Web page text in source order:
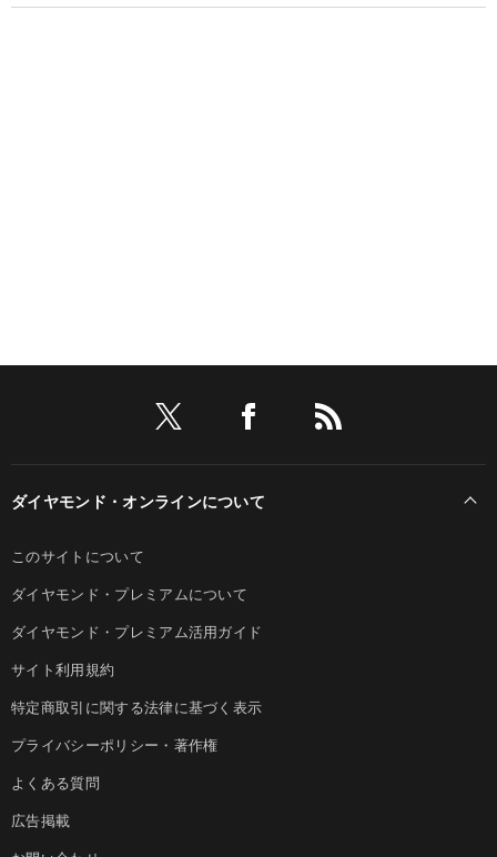
ダイヤモンド・オンラインについて
このサイトについて
ダイヤモンド・プレミアムについて
ダイヤモンド・プレミアム活用ガイド
サイト利用規約
特定商取引に関する法律に基づく表示
プライバシーポリシー・著作権
よくある質問
広告掲載